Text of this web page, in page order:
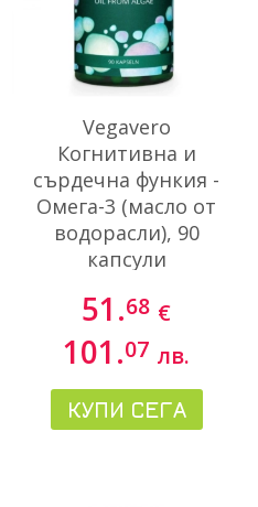
Vegavero
Когнитивна и
сърдечна функия -
Омега-3 (масло от
водорасли), 90
капсули
51.68 €
101.07 лв.
КУПИ СЕГА